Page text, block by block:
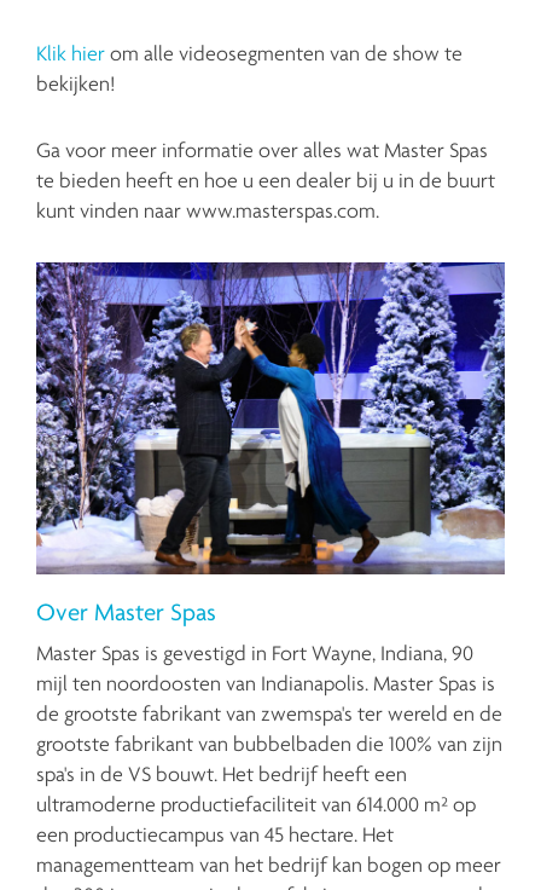
Klik hier om alle videosegmenten van de show te
bekijken!
Ga voor meer informatie over alles wat Master Spas
te bieden heeft en hoe u een dealer bij u in de buurt
kunt vinden naar www.masterspas.com.
Over Master Spas
Master Spas is gevestigd in Fort Wayne, Indiana, 90
mijl ten noordoosten van Indianapolis. Master Spas is
de grootste fabrikant van zwemspa's ter wereld en de
grootste fabrikant van bubbelbaden die 100% van zijn
spa's in de VS bouwt. Het bedrijf heeft een
ultramoderne productiefaciliteit van 614.000 m² op
een productiecampus van 45 hectare. Het
managementteam van het bedrijf kan bogen op meer